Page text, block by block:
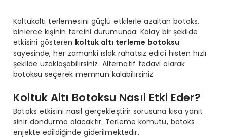
Koltukaltı terlemesini güçlü etkilerle azaltan botoks,
binlerce kişinin tercihi durumunda. Kolay bir şekilde
etkisini gösteren koltuk altı terleme botoksu
sayesinde, her zamanki ıslak rahatsız edici histen hızlı
şekilde uzaklaşabilirsiniz. Alternatif tedavi olarak
botoksu seçerek memnun kalabilirsiniz.
Koltuk Altı Botoksu Nasıl Etki Eder?
Botoks etkisini nasıl gerçekleştirir sorusuna kısa yanıt
sinir dondurma olacaktır. Terleme komutu, botoks
enjekte edildiğinde giderilmektedir.